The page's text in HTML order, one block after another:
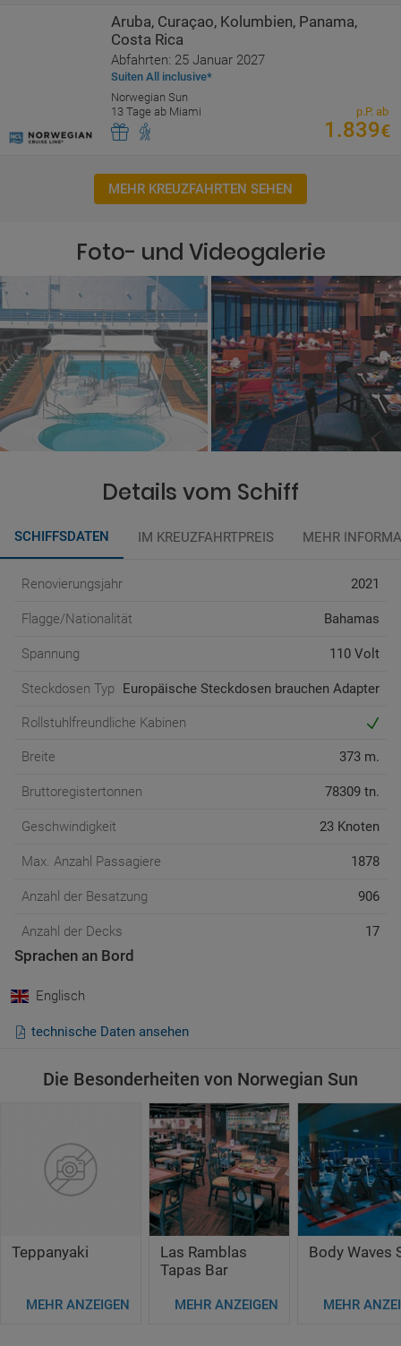
Aruba, Curaçao, Kolumbien, Panama,
Costa Rica
Abfahrten: 25 Januar 2027
Suiten All inclusive*
Norwegian Sun
13 Tage ab Miami
p.P. ab
1.839€
MEHR KREUZFAHRTEN SEHEN
Foto- und Videogalerie
Details vom Schiff
SCHIFFSDATEN IM KREUZFAHRTPREIS MEHR
Renovierungsjahr 2021
Flagge/Nationalität Bahamas
Spannung 110 Volt
Steckdosen Typ Europäische Steckdosen brauchen Adapter
Rollstuhlfreundliche Kabinen
Breite 373 m.
Bruttoregistertonnen 78309 tn.
Geschwindigkeit 23 Knoten
Max. Anzahl Passagiere 1878
Anzahl der Besatzung 906
Anzahl der Decks 17
Anzahl der Kabinen
Anzahl der Innenkabinen
Länge
Niveau des Services (Verhältnis Passagier /
Besatzung)
Premium
Platz an Board ( Verhältnis BRT /
Passagier)
Hervorragend
42:1
Sprachen an Bord
Englisch
technische Daten ansehen
Die Besonderheiten von Norwegian Sun
Teppanyaki
MEHR ANZEIGEN
Las Ramblas
Tapas Bar
MEHR ANZEIGEN
Body Waves
MEHR